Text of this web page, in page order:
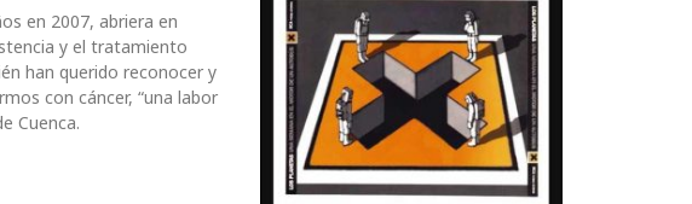
en 2007, abriera en
y el tratamiento
han querido reconocer y
con cáncer, “una labor
Cuenca.